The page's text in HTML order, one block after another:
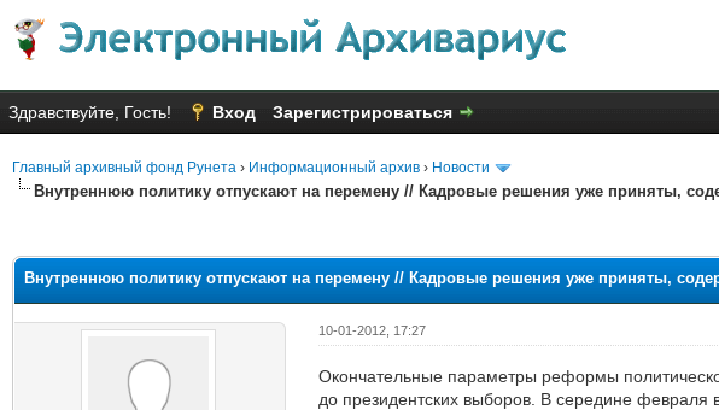
Здравствуйте, Гость! Вход Зарегистрироваться
Главный архивный фонд Рунета › Информационный архив › Новости
Внутреннюю политику отпускают на перемену // Кадровые решения уже приняты,
Внутреннюю политику отпускают на перемену // Кадровые решения уже приняты,
10-01-2012, 17:27
Окончательные параметры реформы
до президентских выборов. В середине